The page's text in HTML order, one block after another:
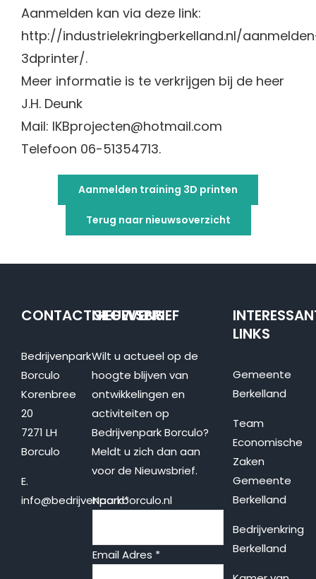
Aanmelden kan via deze link:
http://industrielekringberkelland.nl/
3dprinter/.
Meer informatie is te verkrijgen bij de heer
J.H. Deunk
Mail: IKBprojecten@hotmail.com
Telefoon 06-51354713.
Aanmelden training 3D printen
Terug naar nieuwsoverzicht
CONTACTGEGEVENS
Bedrijvenpark
Borculo
Korenbree
20
7271 LH
Borculo
E.
info@bedrijvenparkborculo.nl
NIEUWSBRIEF
Wilt u actueel op de
hoogte blijven van
ontwikkelingen en
activiteiten op
Bedrijvenpark Borculo?
Meldt u zich dan aan
voor de Nieuwsbrief.
Naam*
Email Adres *
LINKS
Gemeente
Berkelland
Team
Economische
Zaken
Gemeente
Berkelland
Bedrijvenkring
Berkelland